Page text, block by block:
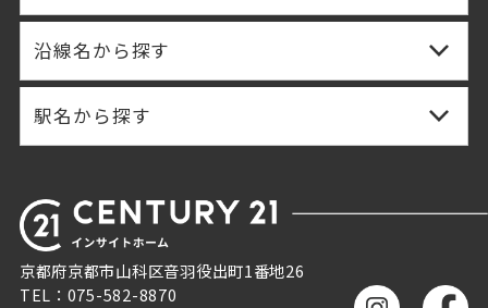
沿線名から探す
駅名から探す
京都府京都市山科区音羽役出町1番地26
TEL：075-582-8870